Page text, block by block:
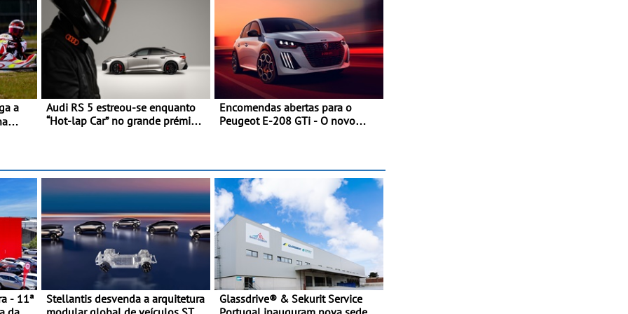
Audi RS 5 estreou-se enquanto
“Hot-lap Car” no grande prémio
Encomendas abertas para o
Peugeot E-208 GTi - O novo
- 11ª
Stellantis desvenda a arquitetura
Glassdrive® & Sekurit Service